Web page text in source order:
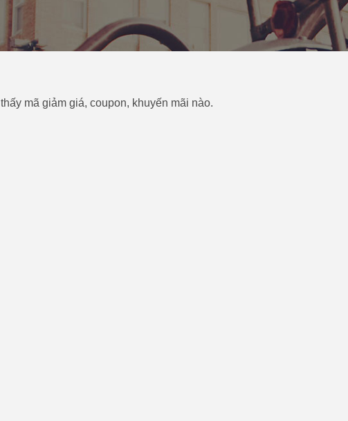
mã giảm giá, coupon, khuyến mãi nào.